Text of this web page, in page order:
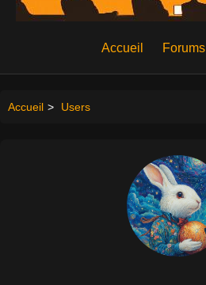
Accueil Forums
Accueil > Users